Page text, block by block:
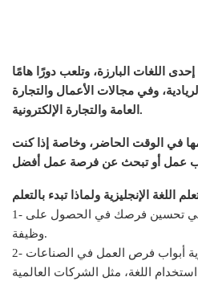
إحدى اللغات البارزة، وتلعب دورًا هامًا
وفي مجالات الأعمال والتجارة
العامة والتجارة الإلكترونية.
في الوقت الحاضر، وخاصة إذا كنت
عمل أو تبحث عن فرصة عمل أفضل
1- يؤدي إتقان اللغة الإنجليزية في تحسين فرصك في الحصول على
وظيفة.
2- تفتح معرفة اللغة الإنجليزية أبواب فرص العمل في الصناعات
اللغة، مثل الشركات العالمية